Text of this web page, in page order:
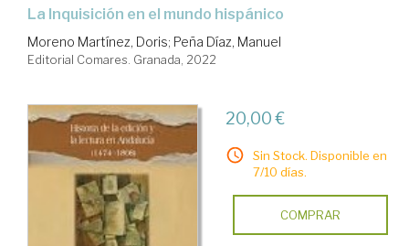
la Inquisición en el mundo hispánico
Moreno Martínez, Doris; Peña Díaz, Manuel
Editorial Comares. Granada, 2022
20,00 €
Sin Stock. Disponible en
7/10 días.
COMPRAR